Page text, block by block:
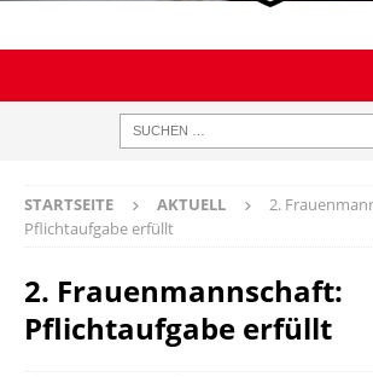
STARTSEITE AKTUELL
2.
Pflichtaufgabe erfüllt
2. Frauenmannschaft:
Pflichtaufgabe erfüllt